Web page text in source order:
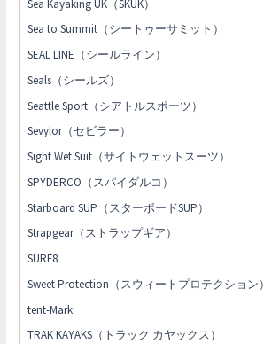
Sea Kayaking UK（SKUK）
Sea to Summit（シートゥーサミット）
SEAL LINE（シールライン）
Seals（シールズ）
Seattle Sport（シアトルスポーツ）
Sevylor（セビラー）
Sight Wet Suit（サイトウェットスーツ）
SPYDERCO（スパイダルコ）
Starboard SUP（スターボードSUP）
Strapgear（ストラップギア）
SURF8
Sweet Protection（スウィートプロテクション）
tent-Mark
TRAK KAYAKS（トラック カヤックス）